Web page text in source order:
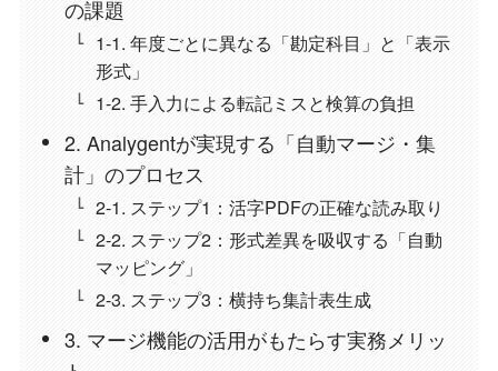
の課題
1-1. 年度ごとに異なる「勘定科目」と「表示
形式」
1-2. 手入力による転記ミスと検算の負担
2. Analygentが実現する「自動マージ・集
計」のプロセス
2-1. ステップ1：活字PDFの正確な読み取り
2-2. ステップ2：形式差異を吸収する「自動
マッピング」
2-3. ステップ3：横持ち集計表生成
3. マージ機能の活用がもたらす実務メリッ